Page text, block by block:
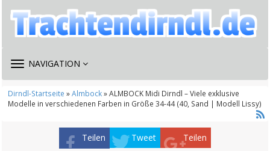
TOGGLE
NAVIGATION
Dirndl-Startseite »Almbock» ALMBOCK Midi Dirndl – Viele exklusive
Modelle in verschiedenen Farben in Größe 34-44 (40, Sand | Modell Lissy)
Teilen Tweet Teilen